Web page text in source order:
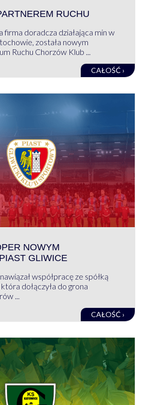
RUCHU
firma doradcza działająca min w
została nowym
Ruchu Chorzów Klub ...
CAŁOŚĆ ›
NOWYM
GLIWICE
współpracę ze spółką
dołączyła do grona
...
CAŁOŚĆ ›